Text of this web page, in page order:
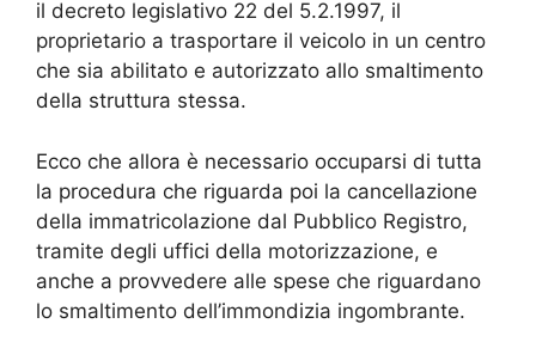
il decreto legislativo 22 del 5.2.1997, il
proprietario a trasportare il veicolo in un centro
che sia abilitato e autorizzato allo smaltimento
della struttura stessa.
Ecco che allora è necessario occuparsi di tutta
la procedura che riguarda poi la cancellazione
della immatricolazione dal Pubblico Registro,
tramite degli uffici della motorizzazione, e
anche a provvedere alle spese che riguardano
lo smaltimento dell’immondizia ingombrante.